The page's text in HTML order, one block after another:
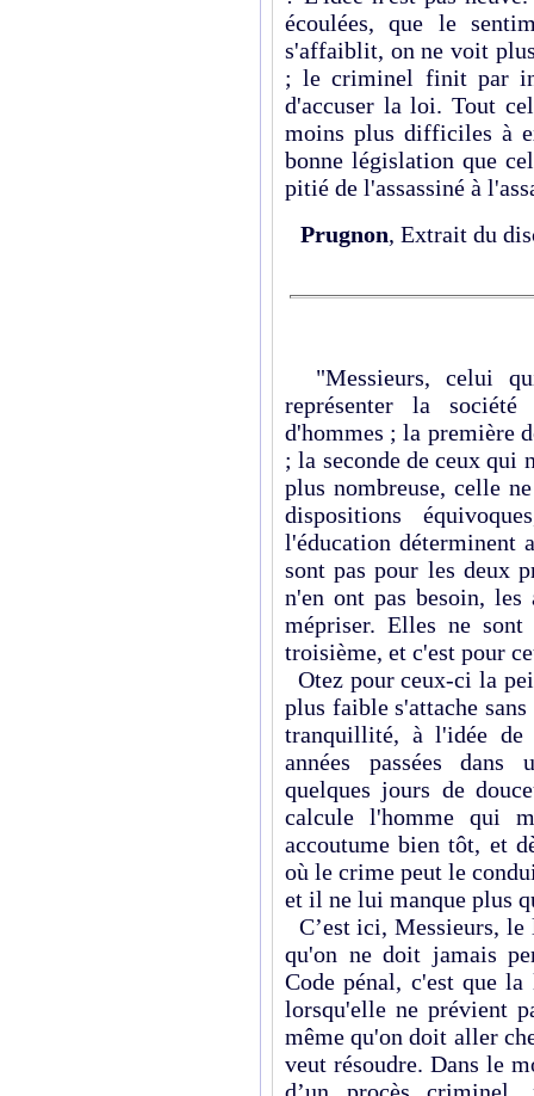
écoulées, que le
s'affaiblit, on ne voit
; le criminel finit par
d'accuser la loi. Tout
moins plus difficiles à
bonne législation que
pitié de l'assassiné à
Prugnon, Extrait du
"Messieurs, celui
représenter la
d'hommes ; la première
; la seconde de ceux qui
plus nombreuse, celle
dispositions
l'éducation déterminent
sont pas pour les deux
n'en ont pas besoin,
mépriser. Elles ne
troisième, et c'est pour
Otez pour ceux-ci la
plus faible s'attache
tranquillité, à l'idée de
années passées
quelques jours de
calcule l'homme qui
accoutume bien tôt, et
où le crime peut le
et il ne lui manque plus
C’est ici, Messieurs,
qu'on ne doit jamais
Code pénal, c'est que
lorsqu'elle ne prévient
même qu'on doit aller
veut résoudre. Dans le
d’un procès